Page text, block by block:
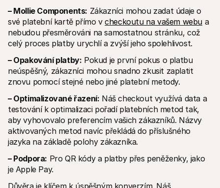
– Mollie Components: Zákazníci mohou zadat údaje o
své platební kartě přímo v checkoutu na vašem webu a
nebudou přesměrováni na samostatnou stránku, což
celý proces platby urychlí a zvýší jeho spolehlivost.
– Opakování platby: Pokud je první pokus o platbu
neúspěšný, zákazníci mohou snadno zkusit zaplatit
znovu pomocí stejné nebo jiné platební metody.
– Optimalizované řazení: Náš checkout využívá data a
testování k optimalizaci pořadí platebních metod tak,
aby vyhovovalo preferencím vašich zákazníků. Názvy
aktivovaných metod navíc překládá do příslušného
jazyka na základě polohy zákazníka.
– Podpora: Pro QR kódy a platby přes peněženky, jako
je Apple Pay.